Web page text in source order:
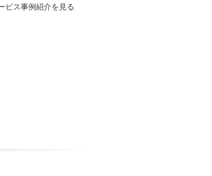
ビス事例紹介を見る